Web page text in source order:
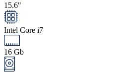
15.6"
Intel Core i7
16 Gb